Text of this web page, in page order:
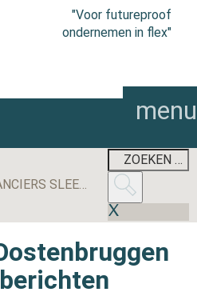
"Voor futureproof
ondernemen in flex"
menu
DEZE LEVERANCIERS SLEEPTEN DE MEESTE AANBESTEDINGEN BINNEN IN 2025